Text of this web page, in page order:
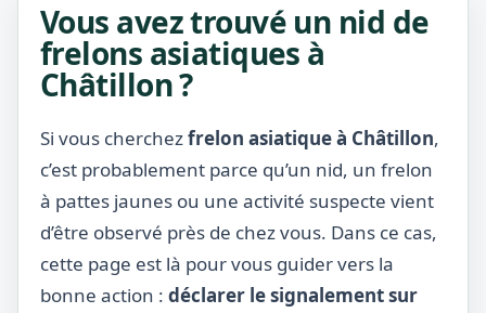
Vous avez trouvé un nid de
frelons asiatiques à
Châtillon ?
Si vous cherchezfrelon asiatique à Châtillon,
c’est probablement parce qu’un nid, un frelon
à pattes jaunes ou une activité suspecte vient
d’être observé près de chez vous. Dans ce cas,
cette page est là pour vous guider vers la
bonne action : déclarer le signalement sur